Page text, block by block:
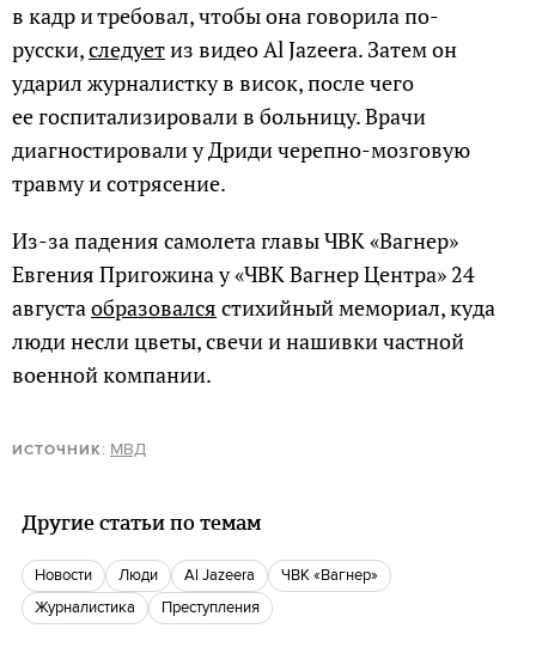
в кадр и требовал, чтобы она говорила по-
русски,следуетиз видео Al Jazeera. Затем он
ударил журналистку в висок, после чего
ее госпитализировали в больницу. Врачи
диагностировали у Дриди черепно-мозговую
травму и сотрясение.
Из-за падения самолета главы ЧВК «Вагнер»
Евгения Пригожина у «ЧВК Вагнер Центра» 24
августаобразовался стихийный мемориал, куда
люди несли цветы, свечи и нашивки частной
военной компании.
ИСТОЧНИК: МВД
Другие статьи по темам
новости люди Al Jazeera
ЧВК «Вагнер»
журналистика
преступления